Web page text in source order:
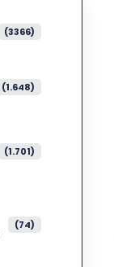
(3366)
(1.648)
(1.701)
(74)